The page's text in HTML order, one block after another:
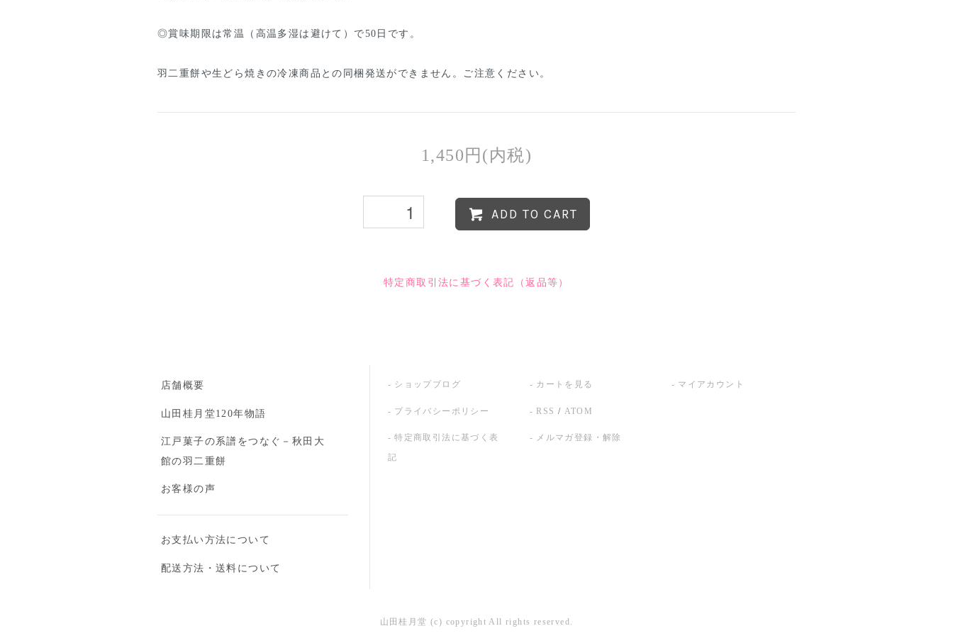
◎賞味期限は常温（高温多湿は避けて）で50日です。
羽二重餅や生どら焼きの冷凍商品との同梱発送ができません。ご注意ください。
1,450円(内税)
ADD TO CART
特定商取引法に基づく表記（返品等）
店舗概要
山田桂月堂120年物語
江戸菓子の系譜をつなぐ－秋田大
館の羽二重餅
お客様の声
お支払い方法について
配送方法・送料について
ショップブログ
プライバシーポリシー
特定商取引法に基づく表
記
カートを見る
RSS / ATOM
メルマガ登録・解除
マイアカウント
山田桂月堂 (c) copyright All rights reserved.